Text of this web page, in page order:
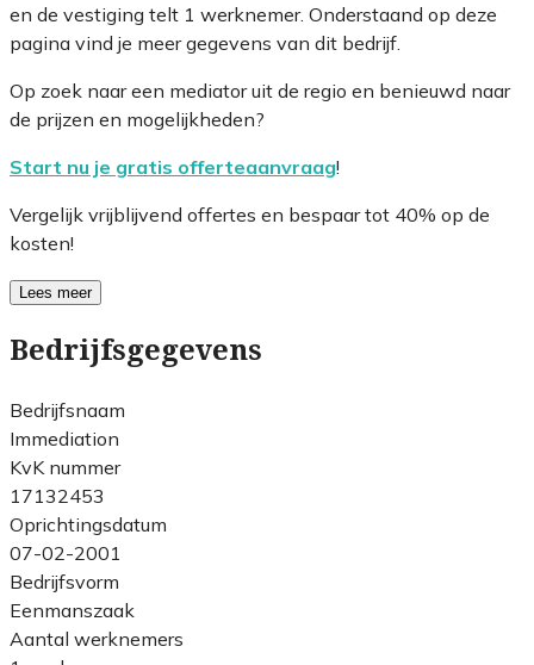
en de vestiging telt 1 werknemer. Onderstaand op deze
pagina vind je meer gegevens van dit bedrijf.
Op zoek naar een mediator uit de regio en benieuwd naar
de prijzen en mogelijkheden?
Start nu je gratis offerteaanvraag!
Vergelijk vrijblijvend offertes en bespaar tot 40% op de
kosten!
Lees meer
Bedrijfsgegevens
Bedrijfsnaam
Immediation
KvK nummer
17132453
Oprichtingsdatum
07-02-2001
Bedrijfsvorm
Eenmanszaak
Aantal werknemers